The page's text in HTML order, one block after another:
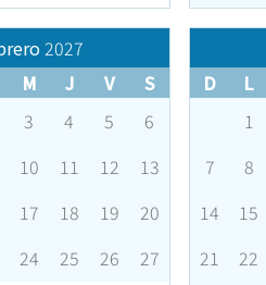
2027
M J V
S
3 4 5
6
10 11 12
13
17 18 19
20
24 25 26
27
D
L
1
7
8
14
15
21
22